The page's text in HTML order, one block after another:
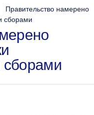
Правительство намерено
сборами